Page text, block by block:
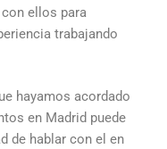
ellos para
trabajando
hayamos acordado
en Madrid puede
de hablar con el en